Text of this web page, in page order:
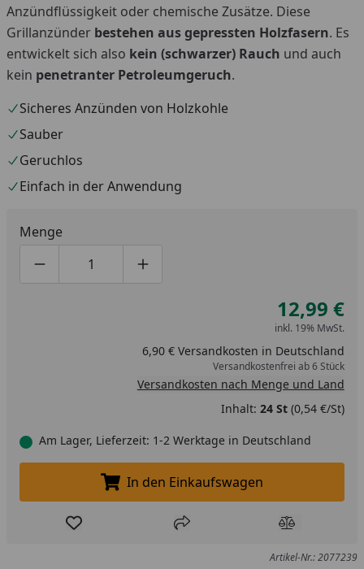
Anzündflüssigkeit oder chemische Zusätze. Diese
Grillanzünder bestehen aus gepressten Holzfasern. Es
entwickelt sich also kein (schwarzer) Rauch und auch
kein penetranter Petroleumgeruch.
Sicheres Anzünden von Holzkohle
Sauber
Geruchlos
Einfach in der Anwendung
Menge
Produktmenge um eins verringern
Produktmenge manuell eingeben
Produktmenge um eins erhöhen
12,99 €
inkl. 19% MwSt.
6,90 € Versandkosten in Deutschland
Versandkostenfrei ab 6 Stück
Versandkosten nach Menge und Land
Inhalt: 24 St(0,54 €/St)
Am Lager, Lieferzeit: 1-2 Werktage in Deutschland
In den Einkaufswagen legen
In den Einkaufswagen
Produkt zur Wunschliste hinzufügen
Teilen Produkt
Artikel-Nr.: 2077239